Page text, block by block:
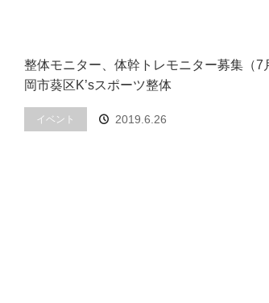
整体モニター、体幹トレモニター募集（7
岡市葵区K’sスポーツ整体
イベント 2019.6.26